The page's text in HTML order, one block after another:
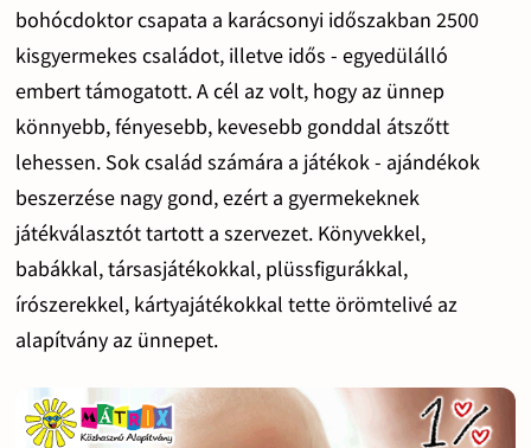
bohócdoktor csapata a karácsonyi időszakban 2500
kisgyermekes családot, illetve idős - egyedülálló
embert támogatott. A cél az volt, hogy az ünnep
könnyebb, fényesebb, kevesebb gonddal átszőtt
lehessen. Sok család számára a játékok - ajándékok
beszerzése nagy gond, ezért a gyermekeknek
játékválasztót tartott a szervezet. Könyvekkel,
babákkal, társasjátékokkal, plüssfigurákkal,
írószerekkel, kártyajátékokkal tette örömtelivé az
alapítvány az ünnepet.